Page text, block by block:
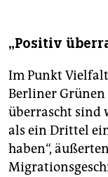
„Positiv
Im Punkt
Berliner Grünen
überrascht sind
als ein Drittel
haben“,